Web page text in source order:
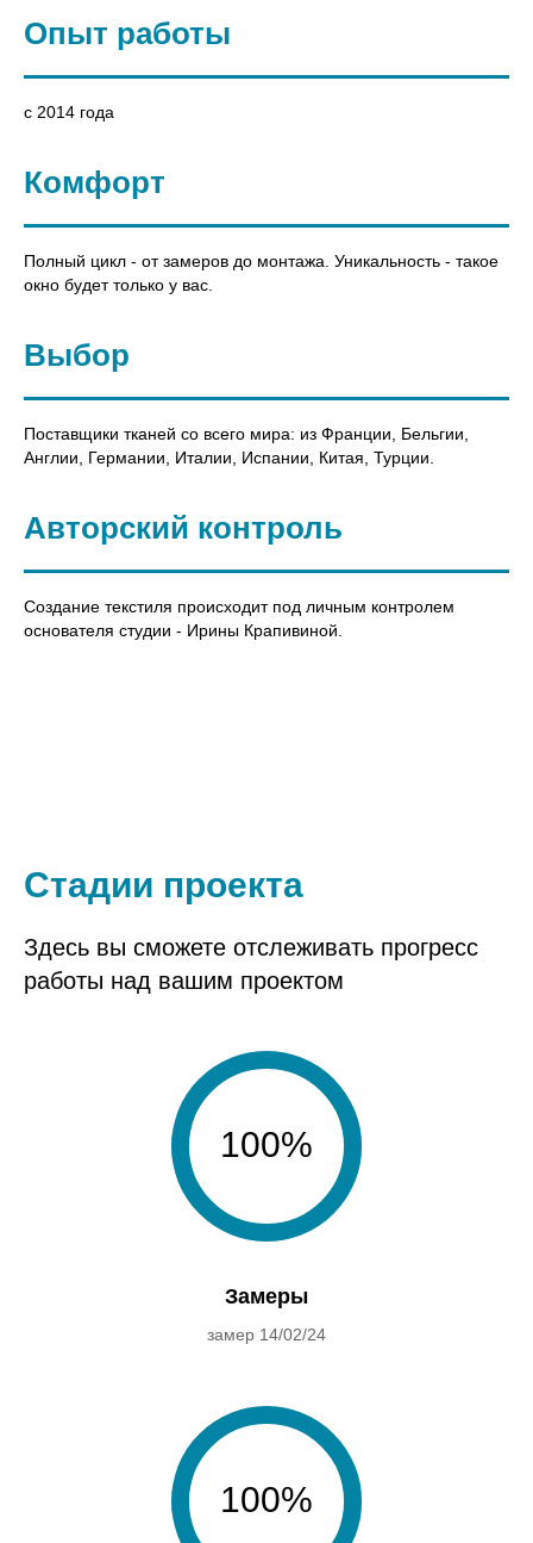
Опыт работы
c 2014 года
Комфорт
Полный цикл - от замеров до монтажа. Уникальность - такое
окно будет только у вас.
Выбор
Поставщики тканей со всего мира: из Франции, Бельгии,
Англии, Германии, Италии, Испании, Китая, Турции.
Авторский контроль
Создание текстиля происходит под личным контролем
основателя студии - Ирины Крапивиной.
Стадии проекта
Здесь вы сможете отслеживать прогресс
работы над вашим проектом
100%
Замеры
замер 14/02/24
100%